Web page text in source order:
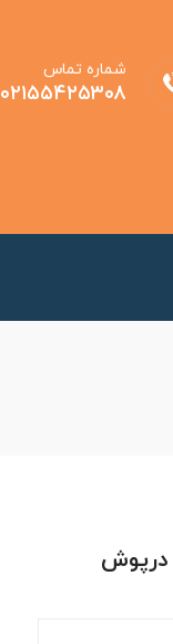
شماره تماس
۰۲۱۵۵۴۲۵۳۰۸
درپوش